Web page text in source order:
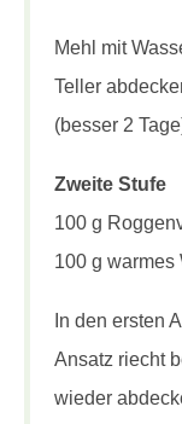
Mehl mit
Teller
(besser 2
Zweite Stufe
100 g
100 g warmes
In den ersten
Ansatz riecht
wieder